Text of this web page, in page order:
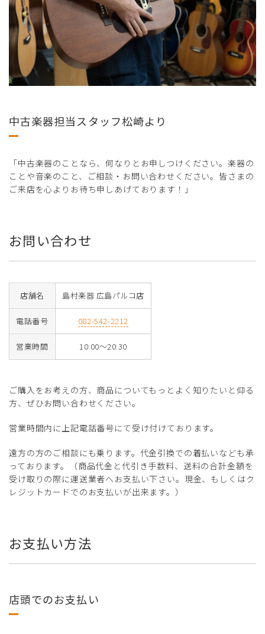
中古楽器担当スタッフ松崎より
「中古楽器のことなら、何なりとお申しつけください。楽器の
ことや音楽のこと、ご相談・お問い合わせください。皆さまの
ご来店を心よりお待ち申しあげております！」
お問い合わせ
店舗名 島村楽器 広島パルコ店
電話番号 082-542-2212
営業時間 10:00～20:30
ご購入をお考えの方、商品についてもっとよく知りたいと仰る
方、ぜひお問い合わせください。
営業時間内に上記電話番号にて受け付けております。
遠方の方のご相談にも乗ります。代金引換での着払いなども承
っております。（商品代金と代引き手数料、送料の合計金額を
受け取りの際に運送業者へお支払い下さい。現金、もしくはク
レジットカードでのお支払いが出来ます。）
お支払い方法
店頭でのお支払い